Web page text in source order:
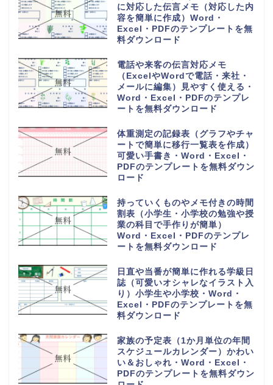
に対応した伝言メモ（対応した内
容を簡単に作成）Word・
Excel・PDFのテンプレートを無
料ダウンロード
電話や来客の伝言対応メモ
（ExcelやWordで電話・来社・
メールに編集）見やすく使える・
Word・Excel・PDFのテンプレ
ートを無料ダウンロード
体重測定の記録表（グラフやチャ
ートで簡単に移行一覧表を作成）
可愛い手書き・Word・Excel・
PDFのテンプレートを無料ダウン
ロード
持っていくものやメモ付きの時間
割表（小学生・小学校の勉強や授
業の科目で手作りが簡単）
Word・Excel・PDFのテンプレ
ートを無料ダウンロード
日直や当番が簡単に作れる学級日
誌（可愛いオシャレなイラスト入
り）小学生や小学校・Word・
Excel・PDFのテンプレートを無
料ダウンロード
家族の予定表（1か月単位の年間
スケジュールカレンダー）かわい
い＆おしゃれ・Word・Excel・
PDFのテンプレートを無料ダウン